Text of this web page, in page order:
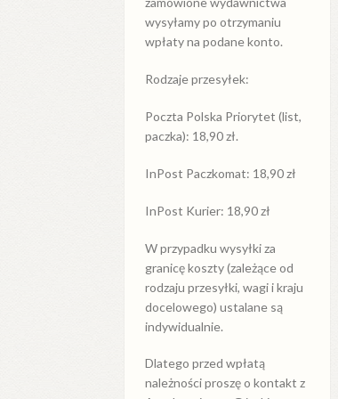
wysyłamy po otrzymaniu
wpłaty na podane konto.
Rodzaje przesyłek:
Poczta Polska Priorytet (list,
paczka): 18,90 zł.
InPost Paczkomat: 18,90 zł
InPost Kurier: 18,90 zł
W przypadku wysyłkiza
granicękoszty (zależące od
rodzaju przesyłki, wagi i kraju
docelowego) ustalane są
indywidualnie.
Dlatego przed wpłatą
należności proszę o kontakt z